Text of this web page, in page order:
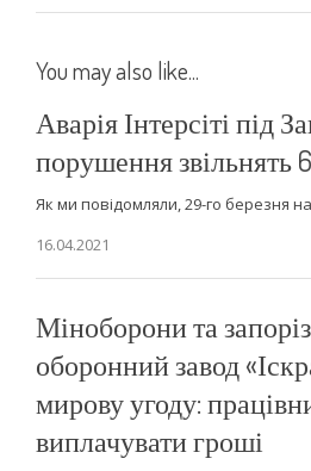
You may also like...
Аварія Інтерсіті під
порушення звільнять
Як ми повідомляли, 29-го березня
16.04.2021
Міноборони та
оборонний завод
мирову угоду:
виплачувати гроші